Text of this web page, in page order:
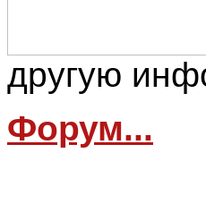
другую
Форум...